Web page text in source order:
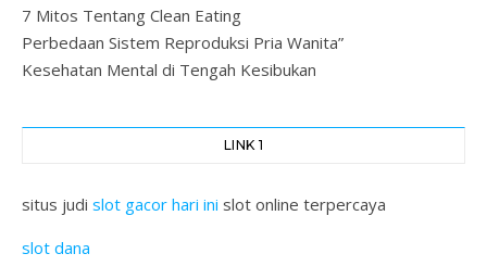
7 Mitos Tentang Clean Eating
Perbedaan Sistem Reproduksi Pria Wanita”
Kesehatan Mental di Tengah Kesibukan
LINK 1
situs judi slot gacor hari ini slot online terpercaya
slot dana